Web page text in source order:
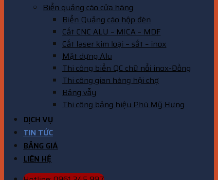
Biển quảng cáo cửa hàng
Biển Quảng cáo hộp đèn
Cắt CNC ALU – MICA – MDF
Cắt laser kim loại – sắt – inox
Mặt dựng Alu
Thi công biển QC chữ nổi inox-Đồng
Thi công gian hàng hội chợ
Bảng vẫy
Thi công bảng hiệu Phú Mỹ Hưng
DỊCH VỤ
TIN TỨC
BẢNG GIÁ
LIÊN HỆ